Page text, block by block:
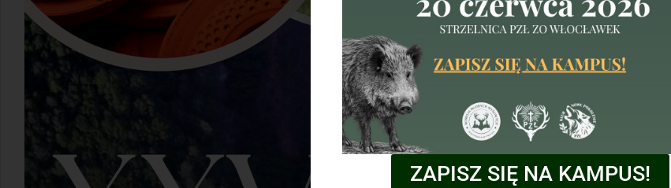
ZAPISZ SIĘ NA KAMPUS!